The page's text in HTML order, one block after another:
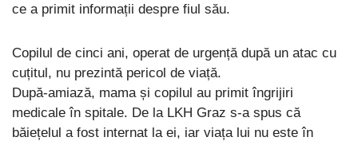
ce a primit informații despre fiul său.
Copilul de cinci ani, operat de urgență după un atac cu
cuțitul, nu prezintă pericol de viață.
După-amiază, mama și copilul au primit îngrijiri
medicale în spitale. De la LKH Graz s-a spus că
băiețelul a fost internat la ei, iar viața lui nu este în